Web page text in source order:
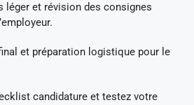
léger et révision des consignes
et préparation logistique pour le
candidature et testez votre